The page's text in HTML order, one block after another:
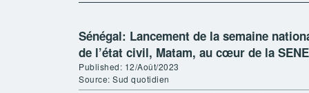
lourdeurs et lenteurs administratives, […]
Sénégal: Lancement de la semaine
de l’état civil, Matam, au cœur de la
Published: 12/Août/2023
Source: Sud quotidien